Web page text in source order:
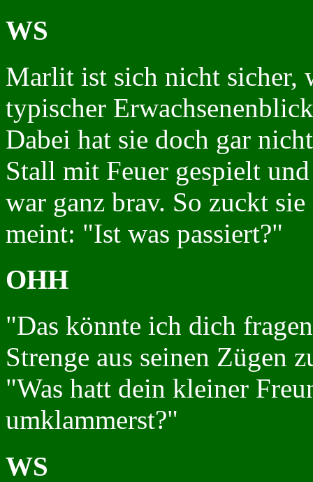
WS
Marlit ist sich nicht sicher,
typischer
Dabei hat sie doch gar
Stall mit Feuer gespielt
war ganz brav. So zuckt
meint: "Ist was passiert?"
OHH
"Das könnte ich dich
Strenge aus seinen Zügen
"Was hatt dein kleiner
umklammerst?"
WS